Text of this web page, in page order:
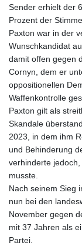
Sender erhielt der
Prozent der
Paxton war in der
Wunschkandidat
damit offen gegen
Cornyn, dem er
oppositionellen
Waffenkontrolle
Paxton gilt als
Skandale
2023, in dem ihm
und Behinderung
verhinderte
musste.
Nach seinem Sieg
nun bei den
November gegen
mit 37 Jahren als
Partei.